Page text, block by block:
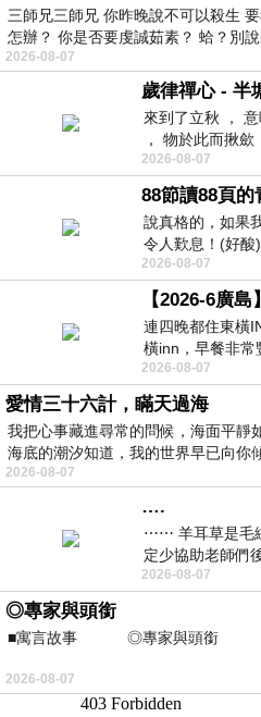
三師兄三師兄 你昨晚說不可以殺生
怎辦？ 你是否要虔誠茹素？ 蛤？別
2026-08-07
歲律禪心 - 半
來到了立秋 ，
， 物於此而揪歛
2026-08-07
88節讀88頁的
說真格的，如果
令人歎息！(好酸
復...，每天跪鍵
2026-08-07
連四晚都住東橫
橫inn，早餐非常
看到工作人員拿
2026-08-07
愛情三十六計，瞞天過海
我把心事藏進尋常的問候，海面平靜
海底的潮汐知道，我的世界早已向你
2026-08-07
….
⋯⋯ 羊耳草是毛
定少協助老師們
不是我的工作啊。
2026-08-07
◎專家與頭銜
■寓言故事 ◎專家與頭銜
⊕潘文良
之谷」裡——
2026-08-07